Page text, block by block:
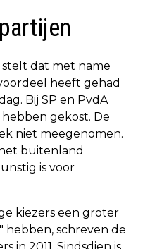
dat met name
heeft gehad
Bij SP en PvdA
gekost. De
niet meegenomen.
buitenland
is voor
kiezers een groter
schreven de